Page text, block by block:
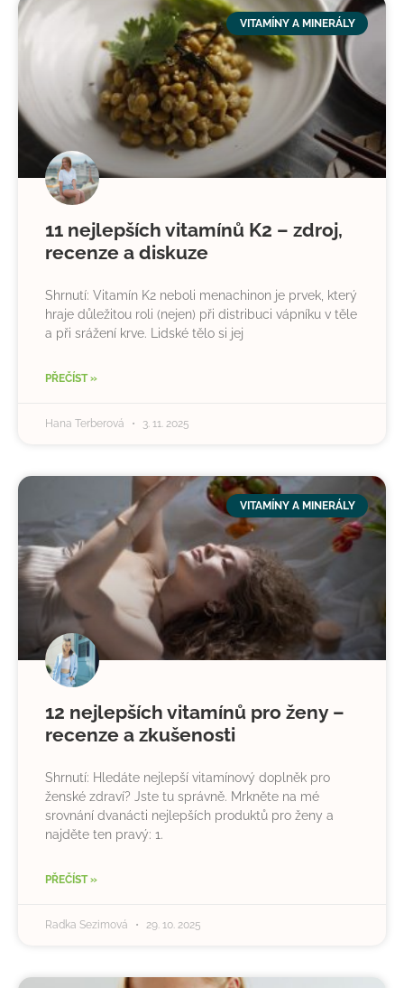
VITAMÍNY A MINERÁLY
11 nejlepších vitamínů K2 – zdroj,
recenze a diskuze
Shrnutí: Vitamín K2 neboli menachinon je prvek, který
hraje důležitou roli (nejen) při distribuci vápníku v těle
a při srážení krve. Lidské tělo si jej
PŘEČÍST »
Hana Terberová 3. 11. 2025
VITAMÍNY A MINERÁLY
12 nejlepších vitamínů pro ženy –
recenze a zkušenosti
Shrnutí: Hledáte nejlepší vitamínový doplněk pro
ženské zdraví? Jste tu správně. Mrkněte na mé
srovnání dvanácti nejlepších produktů pro ženy a
najděte ten pravý: 1.
PŘEČÍST »
Radka Sezimová 29. 10. 2025